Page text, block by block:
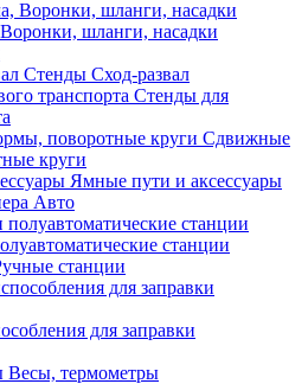
шланги, насадки
Стенды Сход-развал
Стенды для
Сдвижные
круги
Ямные пути и аксессуары
Авто
станции
станции
для заправки
Весы, термометры